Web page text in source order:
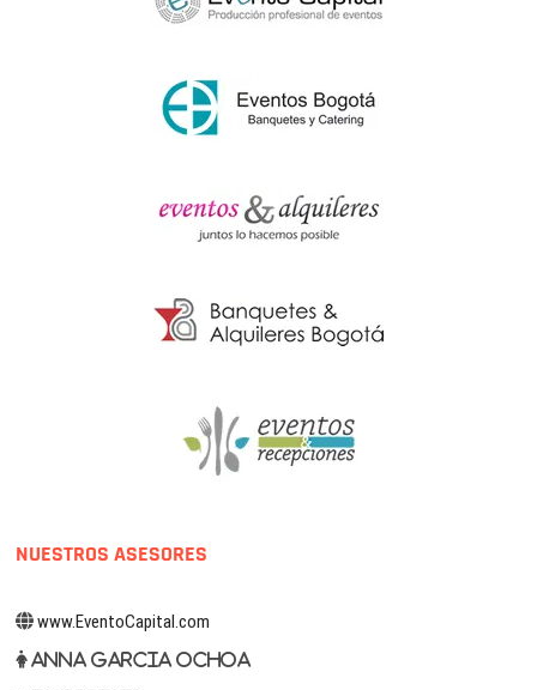
NUESTROS ASESORES
www.EventoCapital.com
Anna Garcia Ochoa